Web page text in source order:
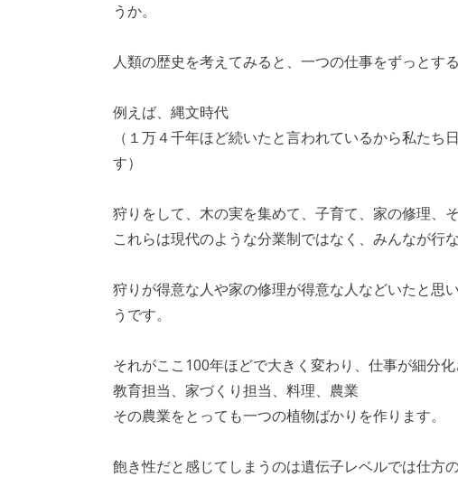
うか。
人類の歴史を考えてみると、一つの仕事をずっとす
例えば、縄文時代
（１万４千年ほど続いたと言われているから私た
す）
狩りをして、木の実を集めて、子育て、家の修理、そ
これらは現代のような分業制ではなく、みんなが行
狩りが得意な人や家の修理が得意な人などいたと思
うです。
それがここ100年ほどで大きく変わり、仕事が細分化
教育担当、家づくり担当、料理、農業
その農業をとっても一つの植物ばかりを作ります。
飽き性だと感じてしまうのは遺伝子レベルでは仕方の